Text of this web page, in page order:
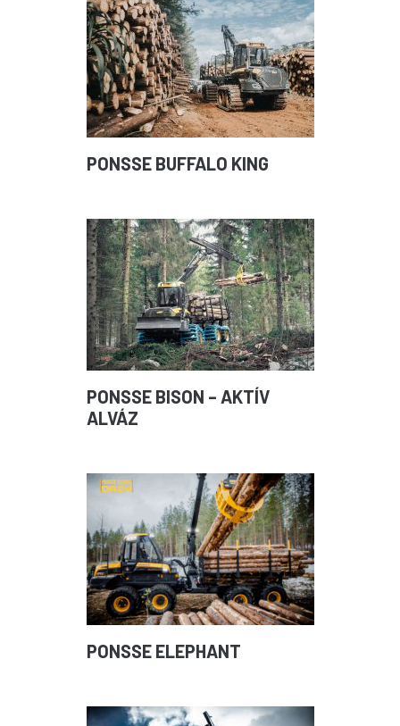
PONSSE BUFFALO KING
PONSSE BISON – AKTÍV
ALVÁZ
PONSSE ELEPHANT